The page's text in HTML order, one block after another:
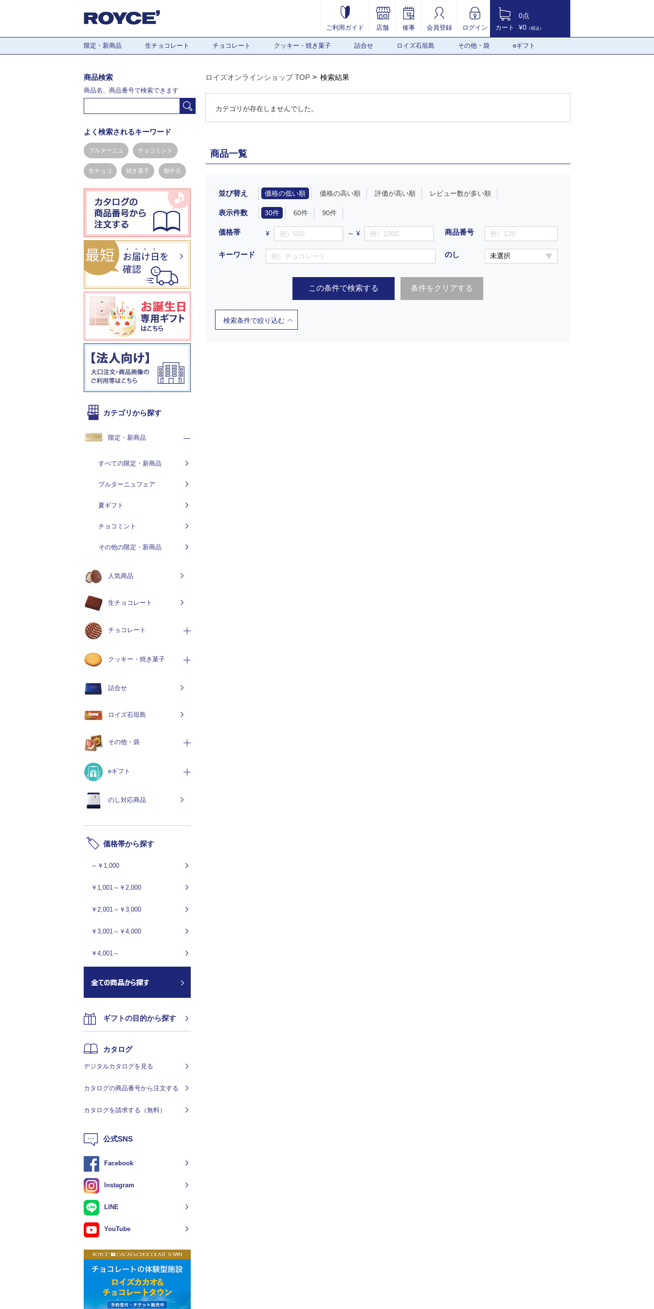
ご利用ガイド 店舗 催事 会員登録 ログイン カート
0点
¥0 （税込）
限定・新商品 生チョコレート チョコレート クッキー・焼き菓子 詰合せ ロイズ石垣島 その他・袋 eギフト
ロイズオンラインショップ TOP 検索結果
カテゴリが存在しませんでした。
商品一覧
並び替え 価格の低い順 価格の高い順 評価が高い順 レビュー数が多い順
表示件数 30件 60件 90件
価格帯 ¥ ～ ¥
キーワード
商品番号
のし
この条件で検索する 条件をクリアする
検索条件で絞り込む
商品検索
商品名、商品番号で検索できます
よく検索されるキーワード
ブルターニュ チョコミント
生チョコ 焼き菓子 御中元
カテゴリから探す
限定・新商品
すべての限定・新商品
ブルターニュフェア
夏ギフト
チョコミント
その他の限定・新商品
人気商品
生チョコレート
チョコレート
クッキー・焼き菓子
詰合せ
ロイズ石垣島
その他・袋
eギフト
のし対応商品
価格帯から探す
～￥1,000
￥1,001～￥2,000
￥2,001～￥3,000
￥3,001～￥4,000
￥4,001～
ギフトの目的から探す
カタログ
デジタルカタログを見る
カタログの商品番号から注文する
カタログを請求する（無料）
公式SNS
Facebook
Instagram
LINE
YouTube